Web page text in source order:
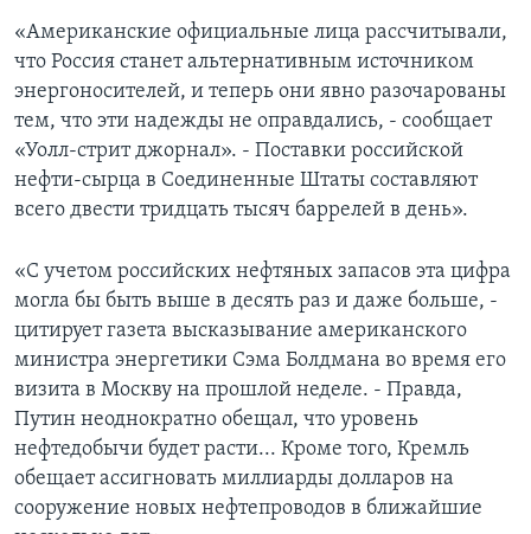
«Американские официальные лица рассчитывали,
что Россия станет альтернативным источником
энергоносителей, и теперь они явно разочарованы
тем, что эти надежды не оправдались, - сообщает
«Уолл-стрит джорнал». - Поставки российской
нефти-сырца в Соединенные Штаты составляют
всего двести тридцать тысяч баррелей в день».
«C учетом российских нефтяных запасов эта цифра
могла бы быть выше в десять раз и даже больше, -
цитирует газета высказывание американского
министра энергетики Сэма Болдмана во время его
визита в Москву на прошлой неделе. - Правда,
Путин неоднократно обещал, что уровень
нефтедобычи будет расти... Кроме того, Кремль
обещает ассигновать миллиарды долларов на
сооружение новых нефтепроводов в ближайшие